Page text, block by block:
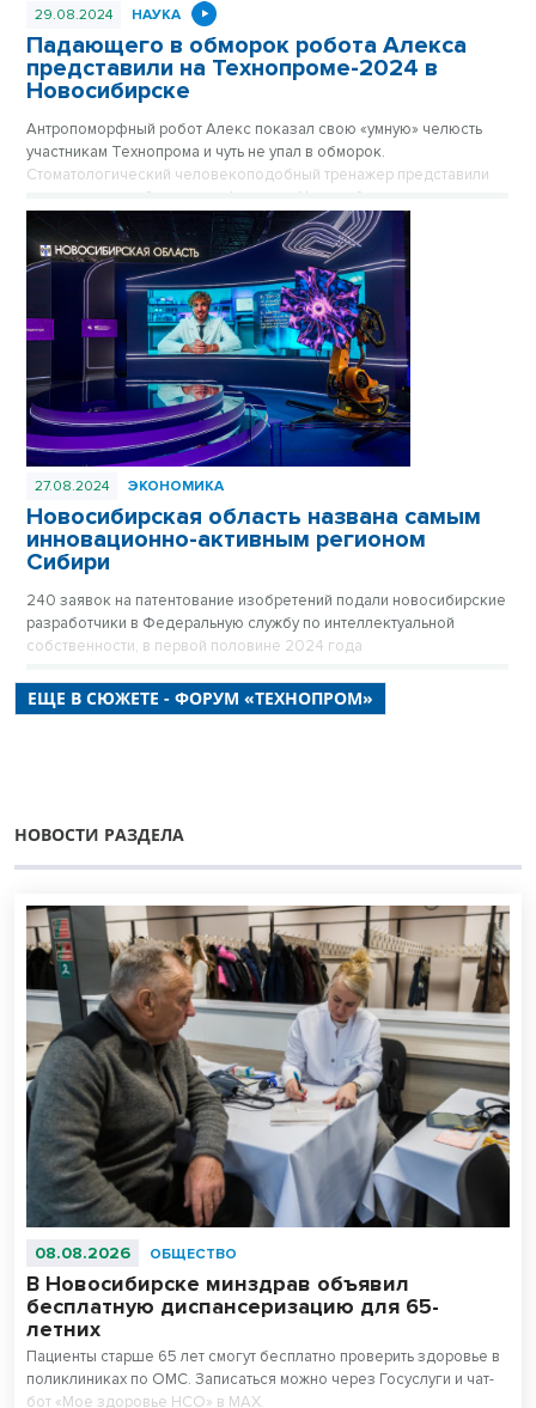
29.08.2024 НАУКА
Падающего в обморок робота Алекса
представили на Технопроме-2024 в
Новосибирске
Антропоморфный робот Алекс показал свою «умную» челюсть
участникам Технопрома и чуть не упал в обморок.
Стоматологический человекоподобный тренажер представили
пермские разработчики на форуме в Новосибирске.
27.08.2024 ЭКОНОМИКА
Новосибирская область названа самым
инновационно-активным регионом
Сибири
240 заявок на патентование изобретений подали новосибирские
разработчики в Федеральную службу по интеллектуальной
собственности, в первой половине 2024 года
ЕЩЕ В СЮЖЕТЕ - ФОРУМ «ТЕХНОПРОМ»
НОВОСТИ РАЗДЕЛА
08.08.2026 ОБЩЕСТВО
В Новосибирске минздрав объявил
бесплатную диспансеризацию для 65-
летних
Пациенты старше 65 лет смогут бесплатно проверить здоровье в
поликлиниках по ОМС. Записаться можно через Госуслуги и чат-
бот «Мое здоровье НСО» в МАХ.